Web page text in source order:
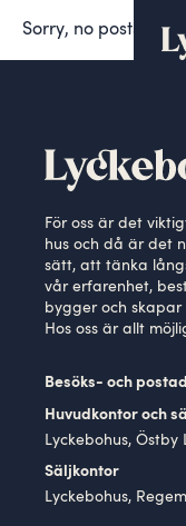
Sorry, no posts
För oss är det
hus och då är det
sätt, att tänka
vår erfarenhet,
bygger och skapar
Hos oss är allt
Besöks- och
Huvudkontor och
Lyckebohus, Östby
Säljkontor
Lyckebohus,